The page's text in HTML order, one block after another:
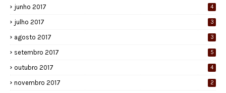
junho 2017 4
julho 2017 3
agosto 2017 3
setembro 2017 5
outubro 2017 4
novembro 2017 2